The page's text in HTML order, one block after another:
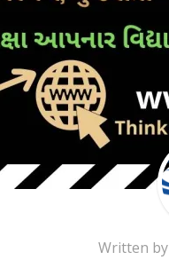
Written by